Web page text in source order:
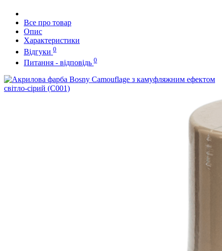
Все про товар
Опис
Характеристики
Відгуки 0
Питання - відповідь 0